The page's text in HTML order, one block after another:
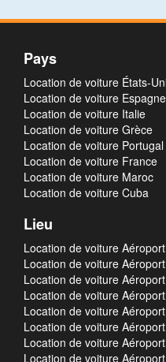
Pays
Location de voiture États-
Location de voiture Espagne
Location de voiture Italie
Location de voiture Grèce
Location de voiture Portugal
Location de voiture France
Location de voiture Maroc
Location de voiture Cuba
Lieu
Location de voiture
Location de voiture
Location de voiture
Location de voiture
Location de voiture
Location de voiture
Location de voiture
Location de voiture